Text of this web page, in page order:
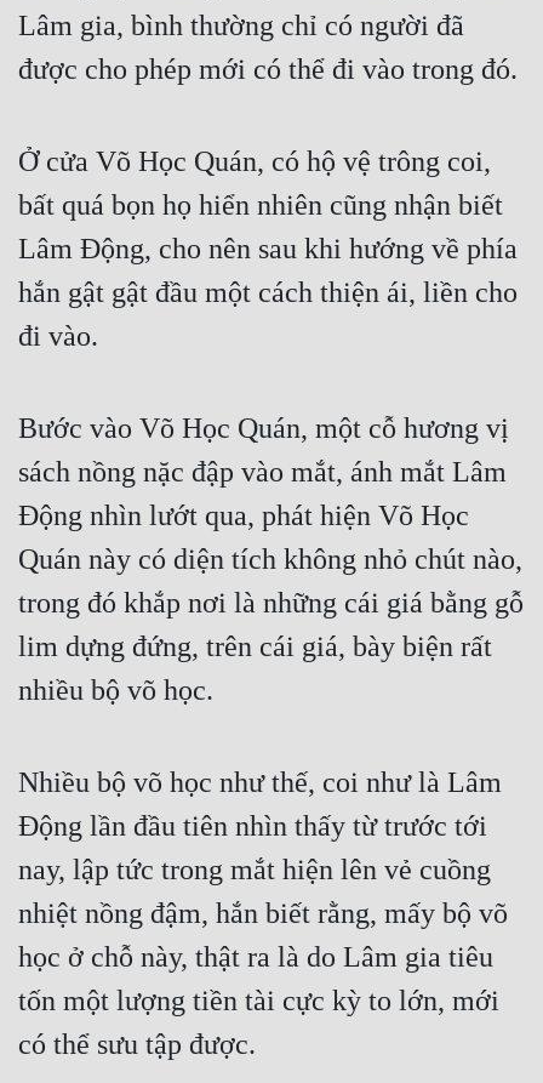
Lâm gia, bình thường chỉ có người đã
được cho phép mới có thể đi vào trong đó.
Ở cửa Võ Học Quán, có hộ vệ trông coi,
bất quá bọn họ hiển nhiên cũng nhận biết
Lâm Động, cho nên sau khi hướng về phía
hắn gật gật đầu một cách thiện ái, liền cho
đi vào.
Bước vào Võ Học Quán, một cỗ hương vị
sách nồng nặc đập vào mắt, ánh mắt Lâm
Động nhìn lướt qua, phát hiện Võ Học
Quán này có diện tích không nhỏ chút nào,
trong đó khắp nơi là những cái giá bằng gỗ
lim dựng đứng, trên cái giá, bày biện rất
nhiều bộ võ học.
Nhiều bộ võ học như thế, coi như là Lâm
Động lần đầu tiên nhìn thấy từ trước tới
nay, lập tức trong mắt hiện lên vẻ cuồng
nhiệt nồng đậm, hắn biết rằng, mấy bộ võ
học ở chỗ này, thật ra là do Lâm gia tiêu
tốn một lượng tiền tài cực kỳ to lớn, mới
có thể sưu tập được.